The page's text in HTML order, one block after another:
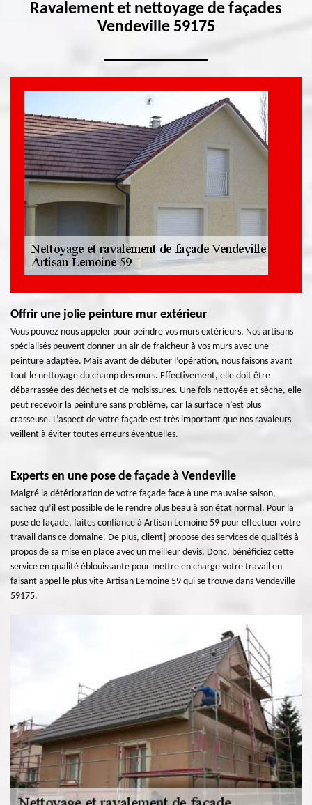
Ravalement et nettoyage de façades
Vendeville 59175
Offrir une jolie peinture mur extérieur
Vous pouvez nous appeler pour peindre vos murs extérieurs. Nos artisans
spécialisés peuvent donner un air de fraicheur à vos murs avec une
peinture adaptée. Mais avant de débuter l’opération, nous faisons avant
tout le nettoyage du champ des murs. Effectivement, elle doit être
débarrassée des déchets et de moisissures. Une fois nettoyée et sèche, elle
peut recevoir la peinture sans problème, car la surface n’est plus
crasseuse. L’aspect de votre façade est très important que nos ravaleurs
veillent à éviter toutes erreurs éventuelles.
Experts en une pose de façade à Vendeville
Malgré la détérioration de votre façade face à une mauvaise saison,
sachez qu’il est possible de le rendre plus beau à son état normal. Pour la
pose de façade, faites confiance à Artisan Lemoine 59 pour effectuer votre
travail dans ce domaine. De plus, client} propose des services de qualités à
propos de sa mise en place avec un meilleur devis. Donc, bénéficiez cette
service en qualité éblouissante pour mettre en charge votre travail en
faisant appel le plus vite Artisan Lemoine 59 qui se trouve dans Vendeville
59175.